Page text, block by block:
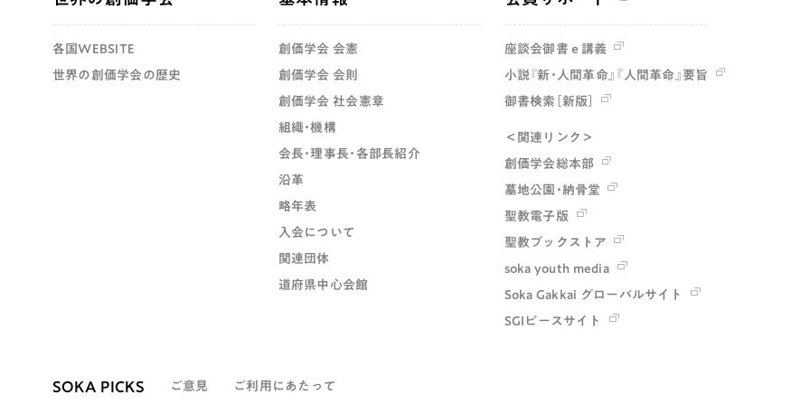
各国WEBSITE
世界の創価学会の歴史
創価学会 会憲
創価学会 会則
創価学会 社会憲章
組織・機構
会長・理事長・各部長紹介
沿革
略年表
入会について
関連団体
道府県中心会館
座談会御書ｅ講義
小説『新・人間革命』『人間革命』要旨
御書検索［新版］
＜関連リンク＞
創価学会総本部
墓地公園・納骨堂
聖教電子版
聖教ブックストア
soka youth media
Soka Gakkai グローバルサイト
SGIピースサイト
SOKA PICKS ご意見 ご利用にあたって